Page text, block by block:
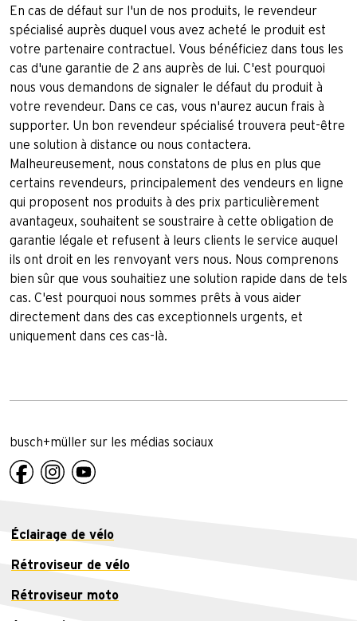
En cas de défaut sur l'un de nos produits, le revendeur
spécialisé auprès duquel vous avez acheté le produit est
votre partenaire contractuel. Vous bénéficiez dans tous les
cas d'une garantie de 2 ans auprès de lui. C'est pourquoi
nous vous demandons de signaler le défaut du produit à
votre revendeur. Dans ce cas, vous n'aurez aucun frais à
supporter. Un bon revendeur spécialisé trouvera peut-être
une solution à distance ou nous contactera.
Malheureusement, nous constatons de plus en plus que
certains revendeurs, principalement des vendeurs en ligne
qui proposent nos produits à des prix particulièrement
avantageux, souhaitent se soustraire à cette obligation de
garantie légale et refusent à leurs clients le service auquel
ils ont droit en les renvoyant vers nous. Nous comprenons
bien sûr que vous souhaitiez une solution rapide dans de tels
cas. C'est pourquoi nous sommes prêts à vous aider
directement dans des cas exceptionnels urgents, et
uniquement dans ces cas-là.
busch+müller sur les médias sociaux
Éclairage de vélo
Rétroviseur de vélo
Rétroviseur moto